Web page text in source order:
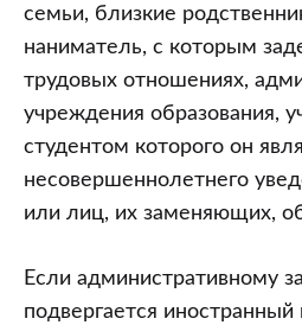
семьи, близкие
наниматель, с которым
трудовых отношениях,
учреждения образования,
студентом которого он
несовершеннолетнего
или лиц, их заменяющих,
Если административному
подвергается